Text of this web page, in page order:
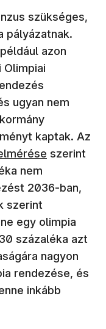
szükséges,
pályázatnak.
azon
ugyan nem
kaptak. Az
szerint
nem
2036-ban,
szerint
egy olimpia
százaléka azt
nagyon
rendezése, és
inkább